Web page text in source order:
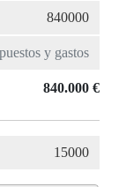
840.000 €